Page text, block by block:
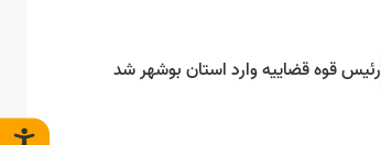
رئیس قوه قضاییه وارد استان بوشهر شد